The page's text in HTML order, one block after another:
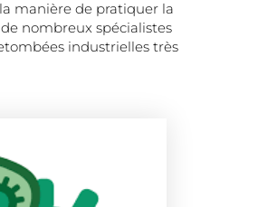
manière de pratiquer la
nombreux spécialistes
industrielles très